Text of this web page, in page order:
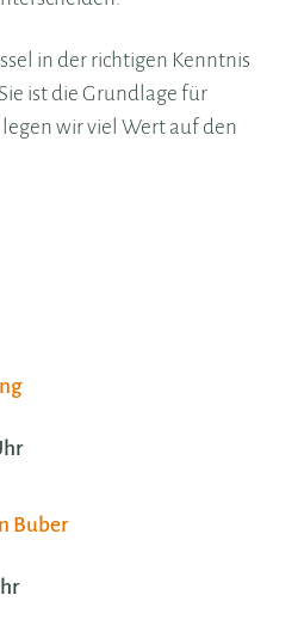
in der richtigen Kenntnis
ist die Grundlage für
wir viel Wert auf den
Buber